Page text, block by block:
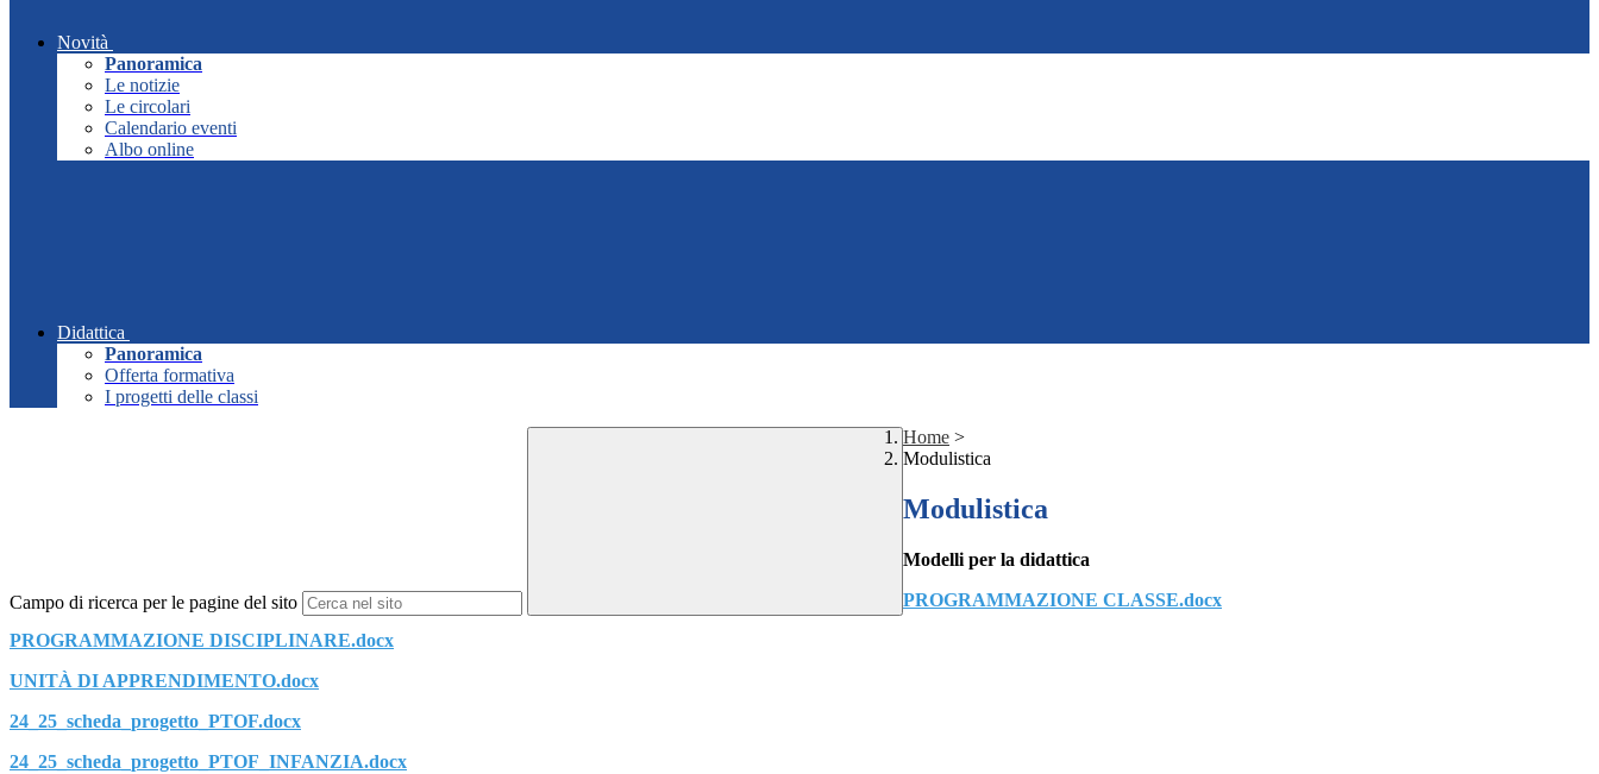
Novità
Panoramica
Le notizie
Le circolari
Calendario eventi
Albo online
Didattica
Panoramica
Offerta formativa
I progetti delle classi
Campo di ricerca per le pagine del sito
Home >
Modulistica
Modulistica
Modelli per la didattica
PROGRAMMAZIONE CLASSE.docx
PROGRAMMAZIONE DISCIPLINARE.docx
UNITÀ DI APPRENDIMENTO.docx
24_25_scheda_progetto_PTOF.docx
24_25_scheda_progetto_PTOF_INFANZIA.docx